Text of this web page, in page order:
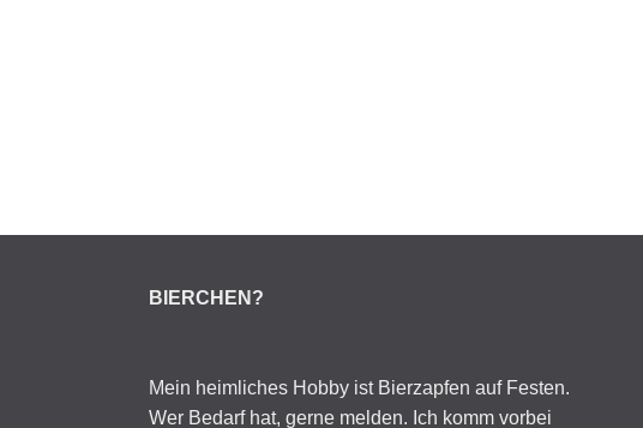
BIERCHEN?
Mein heimliches Hobby ist Bierzapfen auf Festen.
Wer Bedarf hat, gerne melden. Ich komm vorbei